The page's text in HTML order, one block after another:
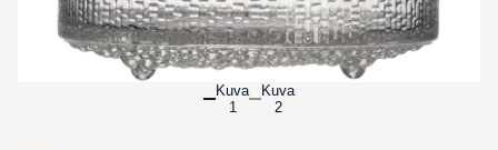
Kuva
1
Kuva
2